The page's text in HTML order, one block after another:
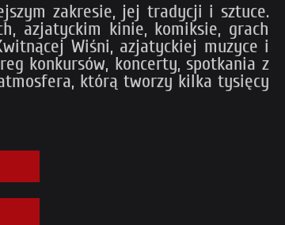
zakresie, jej tradycji i sztuce.
azjatyckim kinie, komiksie, grach
Wiśni, azjatyckiej muzyce i
konkursów, koncerty, spotkania z
którą tworzy kilka tysięcy